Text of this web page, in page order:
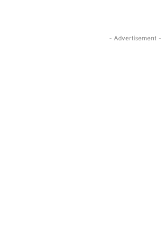
- Advertisement -